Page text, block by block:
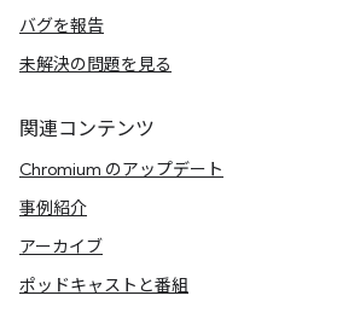
バグを報告
未解決の問題を見る
関連コンテンツ
Chromium のアップデート
事例紹介
アーカイブ
ポッドキャストと番組